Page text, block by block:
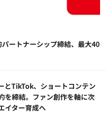
ートナーシップ締結、最大40
とTikTok、ショートコンテン
を締結。ファン創作を軸に次
イター育成へ